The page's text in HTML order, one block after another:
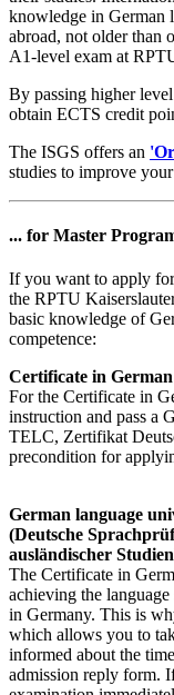
knowledge in German
abroad, not older than
A1-level exam at
By passing higher
obtain ECTS credit
The ISGS offers an '
studies to improve
... for Master
If you want to apply
the RPTU
basic knowledge of
competence:
Certificate in
For the Certificate in
instruction and pass a
TELC, Zertifikat
precondition for
German language
(Deutsche
ausländischer
The Certificate in
achieving the
in Germany. This is
which allows you to
informed about the
admission reply form.